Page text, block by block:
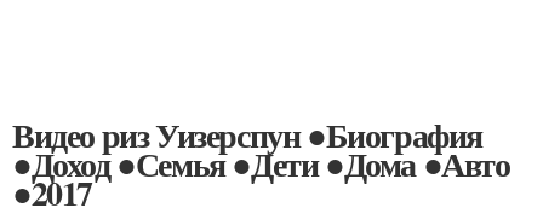
Видео риз Уизерспун ●Биография
●Доход ●Семья ●Дети ●Дома ●Авто
●2017